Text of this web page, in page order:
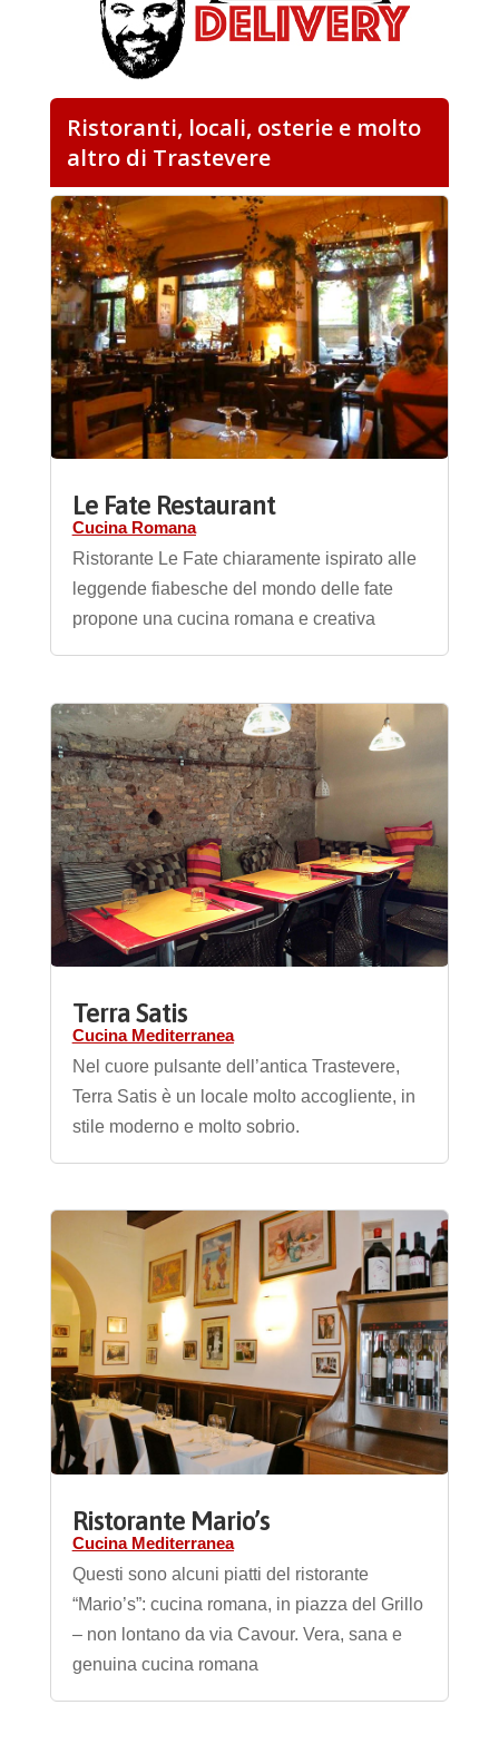
Ristoranti, locali, osterie e molto
altro di Trastevere
Le Fate Restaurant
Cucina Romana
Ristorante Le Fate chiaramente ispirato alle
leggende fiabesche del mondo delle fate
propone una cucina romana e creativa
Terra Satis
Cucina Mediterranea
Nel cuore pulsante dell’antica Trastevere,
Terra Satis è un locale molto accogliente, in
stile moderno e molto sobrio.
Ristorante Mario’s
Cucina Mediterranea
Questi sono alcuni piatti del ristorante
“Mario’s”: cucina romana, in piazza del Grillo
– non lontano da via Cavour. Vera, sana e
genuina cucina romana